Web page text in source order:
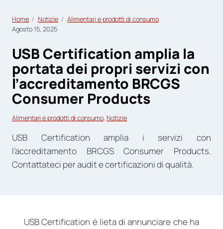
Home Notizie
Alimentari e prodotti di consumo
Agosto 15, 2025
USB Certification amplia la
portata dei propri servizi con
l’accreditamento BRCGS
Consumer Products
Alimentari e prodotti di consumo, Notizie
USB Certification amplia i servizi con
l’accreditamento BRCGS Consumer Products.
Contattateci per audit e certificazioni di qualità.
USB Certification è lieta di annunciare che ha